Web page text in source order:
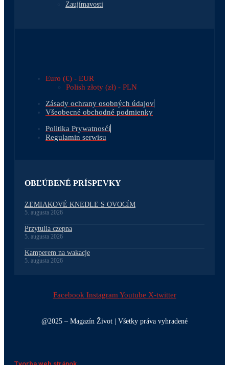
Zaujímavosti
Euro (€) - EUR
Polish złoty (zł) - PLN
Zásady ochrany osobných údajov
Všeobecné obchodné podmienky
Politika Prywatnosći
Regulamin serwisu
OBĽÚBENÉ PRÍSPEVKY
ZEMIAKOVÉ KNEDLE S OVOCÍM
5. augusta 2026
Przytulia czepna
5. augusta 2026
Kamperem na wakacje
5. augusta 2026
Facebook Instagram Youtube X-twitter
@2025 – Magazín Život | Všetky práva vyhradené